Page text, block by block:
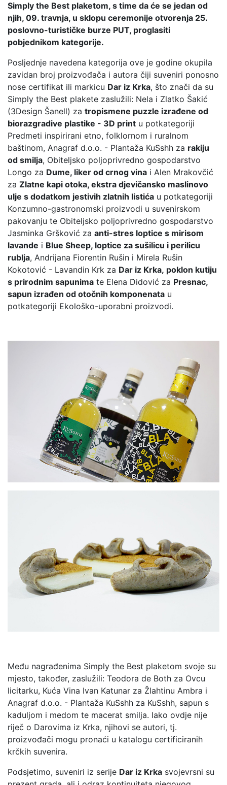
Simply the Best plaketom, s time da će se jedan od
njih, 09. travnja, u sklopu ceremonije otvorenja 25.
poslovno-turističke burze PUT, proglasiti
pobjednikom kategorije.
Posljednje navedena kategorija ove je godine okupila
zavidan broj proizvođača i autora čiji suveniri ponosno
nose certifikat ili markicu Dar iz Krka, što znači da su
Simply the Best plakete zaslužili: Nela i Zlatko Šakić
(3Design Šanell) za tropismene puzzle izrađene od
biorazgradive plastike - 3D print u potkategoriji
Predmeti inspirirani etno, folklornom i ruralnom
baštinom, Anagraf d.o.o. - Plantaža KuSshh za rakiju
od smilja, Obiteljsko poljoprivredno gospodarstvo
Longo za Dume, liker od crnog vina i Alen Mrakovčić
za Zlatne kapi otoka, ekstra djevičansko maslinovo
ulje s dodatkom jestivih zlatnih listića u potkategoriji
Konzumno-gastronomski proizvodi u suvenirskom
pakovanju te Obiteljsko poljoprivredno gospodarstvo
Jasminka Gršković za anti-stres loptice s mirisom
lavande i Blue Sheep, loptice za sušilicu i perilicu
rublja, Andrijana Fiorentin Rušin i Mirela Rušin
Kokotović - Lavandin Krk za Dar iz Krka, poklon kutiju
s prirodnim sapunima te Elena Didović za Presnac,
sapun izrađen od otočnih komponenata u
potkategoriji Ekološko-uporabni proizvodi.
Među nagrađenima Simply the Best plaketom svoje su
mjesto, također, zaslužili: Teodora de Both za Ovcu
licitarku, Kuća Vina Ivan Katunar za Žlahtinu Ambra i
Anagraf d.o.o. - Plantaža KuSshh za KuSshh, sapun s
kaduljom i medom te macerat smilja. Iako ovdje nije
riječ o Darovima iz Krka, njihovi se autori, tj.
proizvođači mogu pronaći u katalogu certificiranih
krčkih suvenira.
Podsjetimo, suveniri iz serije Dar iz Krka svojevrsni su